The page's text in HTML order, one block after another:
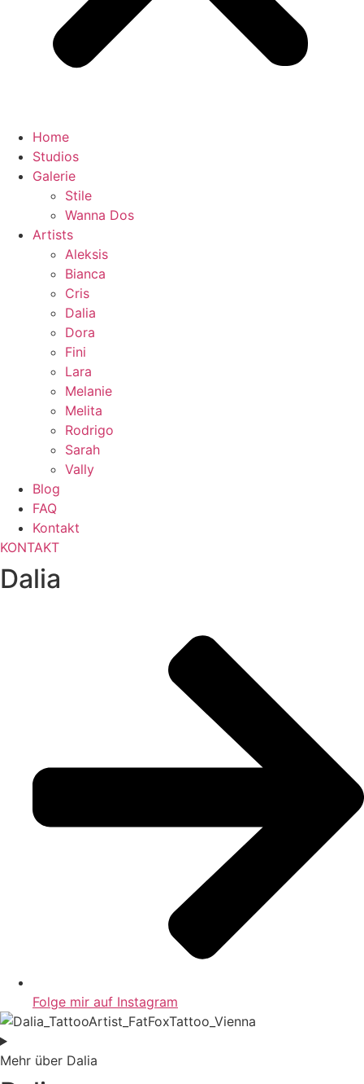
Home
Studios
Galerie
Stile
Wanna Dos
Artists
Aleksis
Bianca
Cris
Dalia
Dora
Fini
Lara
Melanie
Melita
Rodrigo
Sarah
Vally
Blog
FAQ
Kontakt
KONTAKT
Dalia
Folge mir auf Instagram
Mehr über Dalia